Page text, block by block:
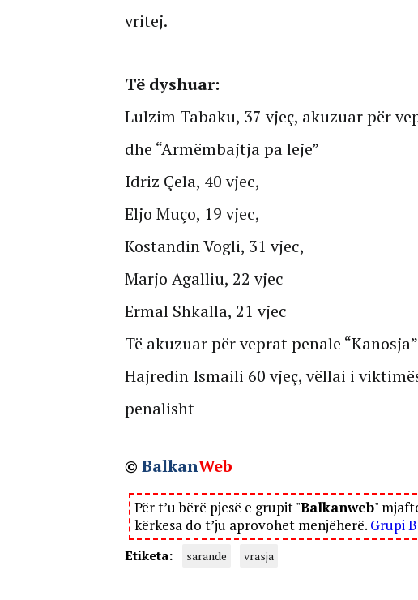
vritej.
Të dyshuar:
Lulzim Tabaku, 37 vjeç, akuzuar për
dhe “Armëmbajtja pa leje”
Idriz Çela, 40 vjec,
Eljo Muço, 19 vjec,
Kostandin Vogli, 31 vjec,
Marjo Agalliu, 22 vjec
Ermal Shkalla, 21 vjec
Të akuzuar për veprat penale
Hajredin Ismaili 60 vjeç, vëllai i
penalisht
© BalkanWeb
Për t’u bërë pjesë e grupit "Balkanweb"
kërkesa do t’ju aprovohet menjëherë. Grupi
Etiketa: sarande vrasja